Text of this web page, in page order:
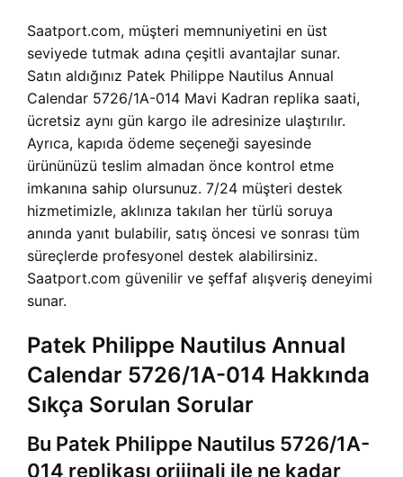
Saatport.com, müşteri memnuniyetini en üst
seviyede tutmak adına çeşitli avantajlar sunar.
Satın aldığınız Patek Philippe Nautilus Annual
Calendar 5726/1A-014 Mavi Kadran replika saati,
ücretsiz aynı gün kargo ile adresinize ulaştırılır.
Ayrıca, kapıda ödeme seçeneği sayesinde
ürününüzü teslim almadan önce kontrol etme
imkanına sahip olursunuz. 7/24 müşteri destek
hizmetimizle, aklınıza takılan her türlü soruya
anında yanıt bulabilir, satış öncesi ve sonrası tüm
süreçlerde profesyonel destek alabilirsiniz.
Saatport.com güvenilir ve şeffaf alışveriş deneyimi
sunar.
Patek Philippe Nautilus Annual
Calendar 5726/1A-014 Hakkında
Sıkça Sorulan Sorular
Bu Patek Philippe Nautilus 5726/1A-
014 replikası orijinali ile ne kadar